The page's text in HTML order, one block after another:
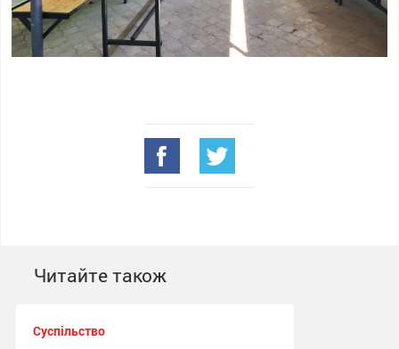
Читайте також
Суспільство